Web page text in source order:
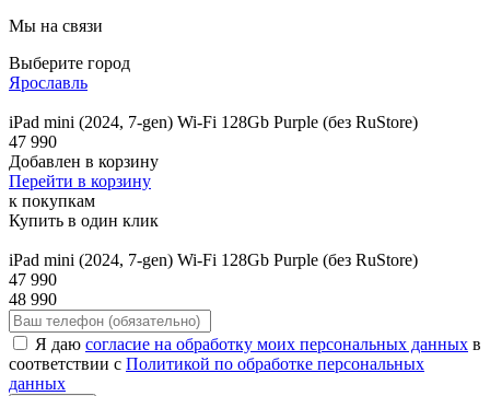
Мы на связи
Выберите город
Ярославль
iPad mini (2024, 7-gen) Wi-Fi 128Gb Purple (без RuStore)
47 990
Добавлен в корзину
Перейти в корзину
к покупкам
Купить в один клик
iPad mini (2024, 7-gen) Wi-Fi 128Gb Purple (без RuStore)
47 990
48 990
Я даю согласие на обработку моих персональных данных в
соответствии с Политикой по обработке персональных
данных